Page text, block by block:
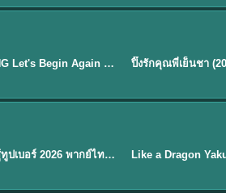
รักได้หรือ (2026) YOUNG Let's Begin Again พากย์ไทย EP.1-19 ★8
EP.6ซีรี่ย์ญี่ปุ่น Viral Hit นักสู้ทูปเบอร์ 2026 พากย์ไทย EP.1-6 ★7